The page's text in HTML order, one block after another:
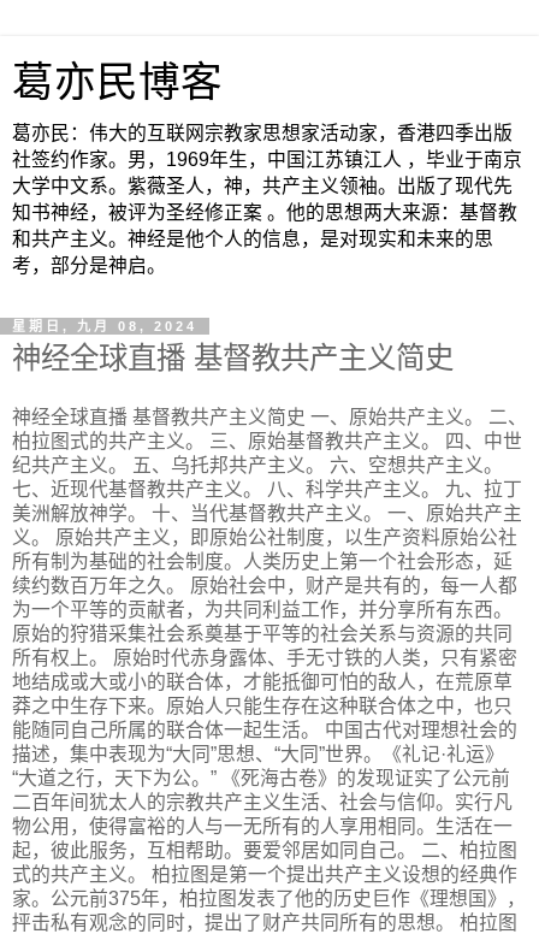
葛亦民博客
葛亦民：伟大的互联网宗教家思想家活动家，香港四季出版
社签约作家。男，1969年生，中国江苏镇江人 ，毕业于南京
大学中文系。紫薇圣人，神，共产主义领袖。出版了现代先
知书神经，被评为圣经修正案 。他的思想两大来源：基督教
和共产主义。神经是他个人的信息，是对现实和未来的思
考，部分是神启。
星期日, 九月 08, 2024
神经全球直播 基督教共产主义简史
神经全球直播 基督教共产主义简史 一、原始共产主义。 二、
柏拉图式的共产主义。 三、原始基督教共产主义。 四、中世
纪共产主义。 五、乌托邦共产主义。 六、空想共产主义。
七、近现代基督教共产主义。 八、科学共产主义。 九、拉丁
美洲解放神学。 十、当代基督教共产主义。 一、原始共产主
义。 原始共产主义，即原始公社制度，以生产资料原始公社
所有制为基础的社会制度。人类历史上第一个社会形态，延
续约数百万年之久。 原始社会中，财产是共有的，每一人都
为一个平等的贡献者，为共同利益工作，并分享所有东西。
原始的狩猎采集社会系奠基于平等的社会关系与资源的共同
所有权上。 原始时代赤身露体、手无寸铁的人类，只有紧密
地结成或大或小的联合体，才能抵御可怕的敌人，在荒原草
莽之中生存下来。原始人只能生存在这种联合体之中，也只
能随同自己所属的联合体一起生活。 中国古代对理想社会的
描述，集中表现为“大同”思想、“大同”世界。《礼记·礼运》
“大道之行，天下为公。” 《死海古卷》的发现证实了公元前
二百年间犹太人的宗教共产主义生活、社会与信仰。实行凡
物公用，使得富裕的人与一无所有的人享用相同。生活在一
起，彼此服务，互相帮助。要爱邻居如同自己。 二、柏拉图
式的共产主义。 柏拉图是第一个提出共产主义设想的经典作
家。公元前375年，柏拉图发表了他的历史巨作《理想国》，
抨击私有观念的同时，提出了财产共同所有的思想。 柏拉图